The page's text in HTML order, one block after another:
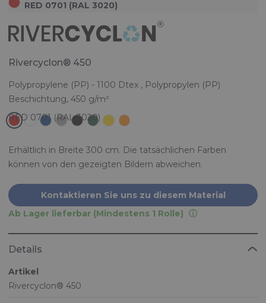
RED 0701 (RAL 3020)
Rivercyclon® 450
Polypropylene (PP) - 1100 Dtex , Polypropylen (PP)
Beschichtung, 450 g/m²
Erhältlich in Breite 300 cm. Die tatsächlichen Farben
können von den gezeigten Bildern abweichen.
Kontaktieren Sie uns zu diesem Material
Ab Lager lieferbar (Mindestens 1 Rolle)
Details
Artikel
Rivercyclon® 450